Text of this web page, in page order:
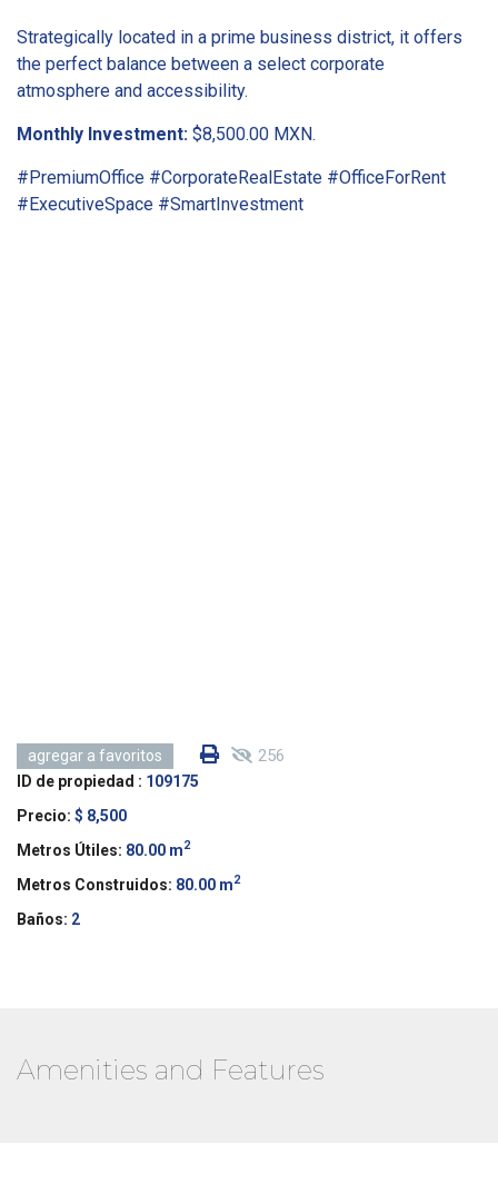
Strategically located in a prime business district, it offers
the perfect balance between a select corporate
atmosphere and accessibility.
Monthly Investment: $8,500.00 MXN.
#PremiumOffice #CorporateRealEstate #OfficeForRent
#ExecutiveSpace #SmartInvestment
agregar a favoritos 256
ID de propiedad : 109175
Precio: $ 8,500
Metros Útiles: 80.00 m2
Metros Construidos: 80.00 m2
Baños: 2
Amenities and Features